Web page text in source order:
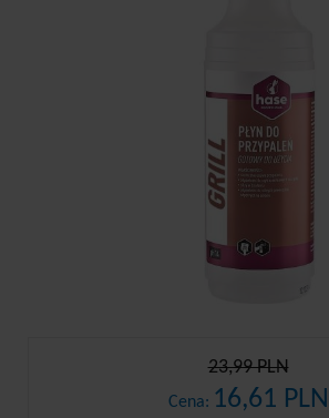
23,99 PLN
Cena: 16,61 PLN